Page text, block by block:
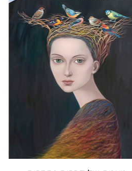
הנחת אתר ספר מודפס
$35
$32